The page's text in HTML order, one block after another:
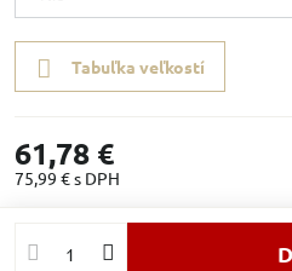
Tabuľka veľkostí
61,78 €
75,99 €s DPH